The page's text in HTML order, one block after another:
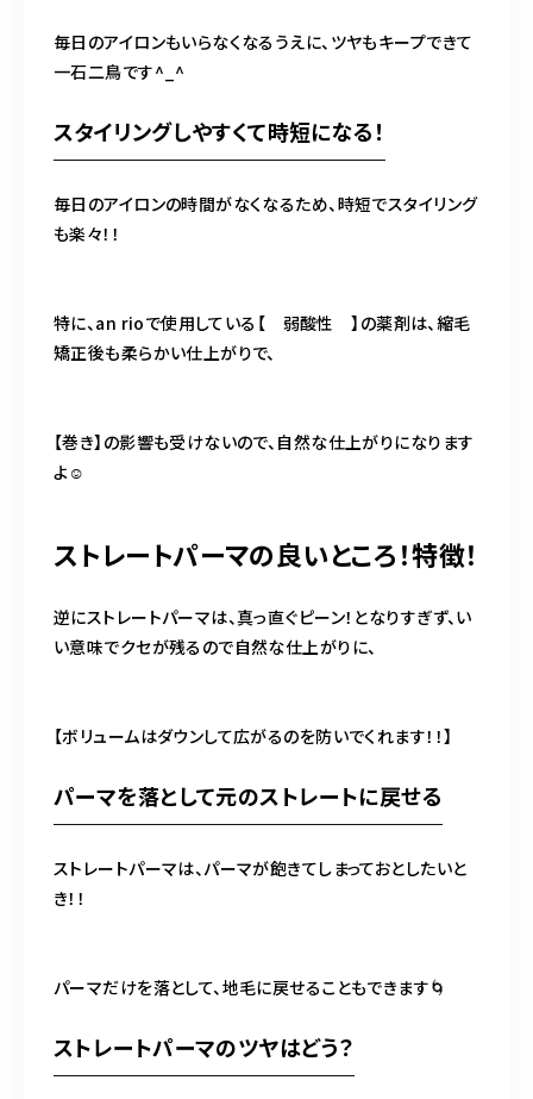
毎日のアイロンもいらなくなるうえに、ツヤもキープできて
一石二鳥です^_^
スタイリングしやすくて時短になる！
毎日のアイロンの時間がなくなるため、時短でスタイリング
も楽々！！
特に、an rioで使用している【 弱酸性 】の薬剤は、縮毛
矯正後も柔らかい仕上がりで、
【巻き】の影響も受けないので、自然な仕上がりになります
よ☺️
ストレートパーマの良いところ！特徴！
逆にストレートパーマは、真っ直ぐピーン！となりすぎず、い
い意味でクセが残るので自然な仕上がりに、
【ボリュームはダウンして広がるのを防いでくれます！！】
パーマを落として元のストレートに戻せる
ストレートパーマは、パーマが飽きてしまっておとしたいと
き！！
パーマだけを落として、地毛に戻せることもできます🌀
ストレートパーマのツヤはどう？